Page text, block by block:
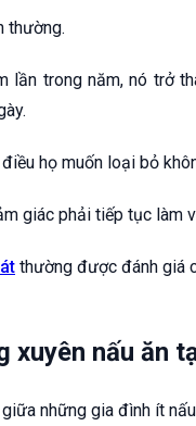
thường.
lần trong năm, nó trở
họ muốn loại bỏ
giác phải tiếp tục làm
thường được đánh giá
xuyên nấu ăn
những gia đình ít